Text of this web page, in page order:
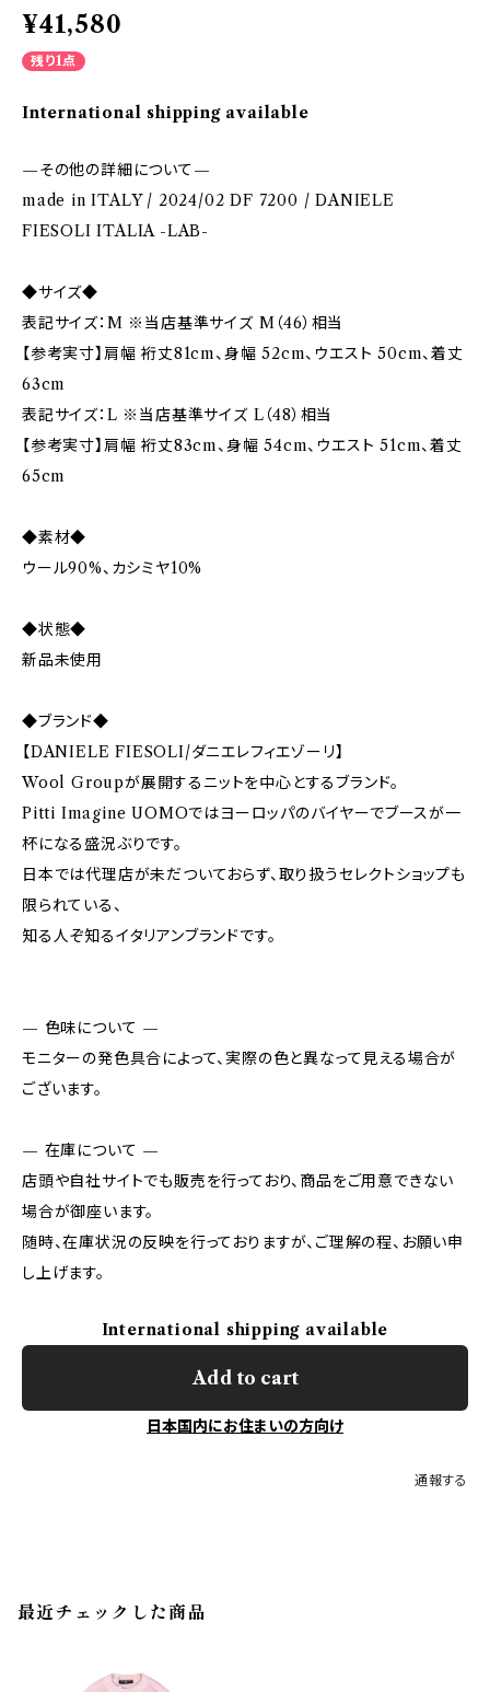
¥41,580
残り1点
International shipping available
—その他の詳細について—
made in ITALY / 2024/02 DF 7200 / DANIELE
FIESOLI ITALIA -LAB-
◆サイズ◆
表記サイズ：M ※当店基準サイズ M（46）相当
【参考実寸】肩幅 裄丈81cm、身幅 52cm、ウエスト 50cm、着丈
63cm
表記サイズ：L ※当店基準サイズ L（48）相当
【参考実寸】肩幅 裄丈83cm、身幅 54cm、ウエスト 51cm、着丈
65cm
◆素材◆
ウール90%、カシミヤ10%
◆状態◆
新品未使用
◆ブランド◆
【DANIELE FIESOLI/ダニエレフィエゾーリ】
Wool Groupが展開するニットを中心とするブランド。
Pitti Imagine UOMOではヨーロッパのバイヤーでブースが一
杯になる盛況ぶりです。
日本では代理店が未だついておらず、取り扱うセレクトショップも
限られている、
知る人ぞ知るイタリアンブランドです。
— 色味について —
モニターの発色具合によって、実際の色と異なって見える場合が
ございます。
— 在庫について —
店頭や自社サイトでも販売を行っており、商品をご用意できない
場合が御座います。
随時、在庫状況の反映を行っておりますが、ご理解の程、お願い申
し上げます。
International shipping available
Add to cart
日本国内にお住まいの方向け
通報する
最近チェックした商品